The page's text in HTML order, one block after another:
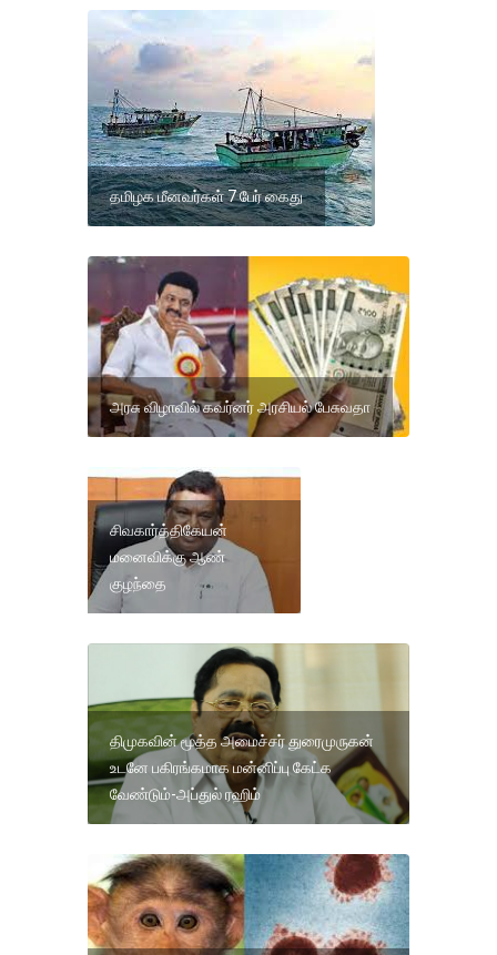
தமிழக மீனவர்கள் 7 பேர் கைது
அரசு விழாவில் கவர்னர் அரசியல் பேசுவதா
சிவகார்த்திகேயன்
மனைவிக்கு ஆண்
குழந்தை
திமுகவின் மூத்த அமைச்சர் துரைமுருகன்
உடனே பகிரங்கமாக மன்னிப்பு கேட்க
வேண்டும்-அப்துல் ரஹிம்